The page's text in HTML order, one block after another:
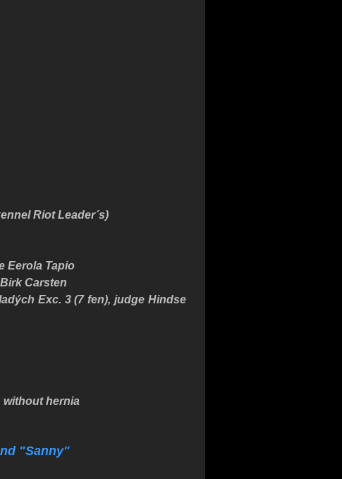
Riot Leader´s)
Eerola Tapio
Carsten
Exc. 3 (7 fen), judge Hindse
without hernia
"Sanny"